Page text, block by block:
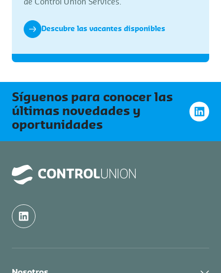
de Control Union Services.
Descubre las vacantes disponibles
Síguenos para conocer las
últimas novedades y
oportunidades